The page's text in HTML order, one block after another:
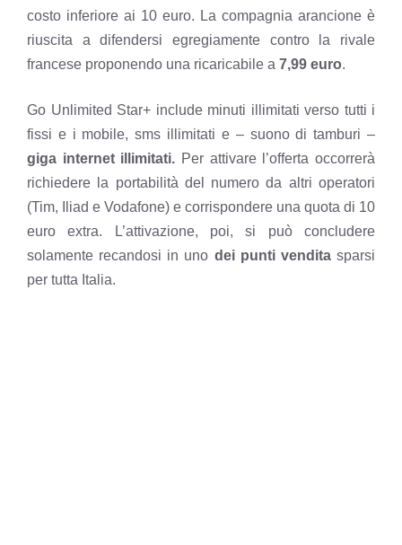
costo inferiore ai 10 euro. La compagnia arancione è
riuscita a difendersi egregiamente contro la rivale
francese proponendo una ricaricabile a 7,99 euro.
Go Unlimited Star+ include minuti illimitati verso tutti i
fissi e i mobile, sms illimitati e – suono di tamburi –
giga internet illimitati. Per attivare l’offerta occorrerà
richiedere la portabilità del numero da altri operatori
(Tim, Iliad e Vodafone) e corrispondere una quota di 10
euro extra. L’attivazione, poi, si può concludere
solamente recandosi in uno dei punti venditasparsi
per tutta Italia.